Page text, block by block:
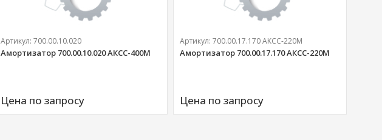
Артикул:700.00.10.020
Амортизатор 700.00.10.020 АКСС-400М
Цена по запросу
Артикул:700.00.17.170 АКСС-220М
Амортизатор 700.00.17.170 АКСС-220М
Цена по запросу